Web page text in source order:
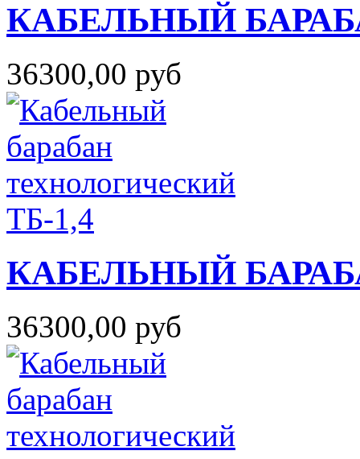
КАБЕЛЬНЫЙ
36300,00 руб
КАБЕЛЬНЫЙ
36300,00 руб